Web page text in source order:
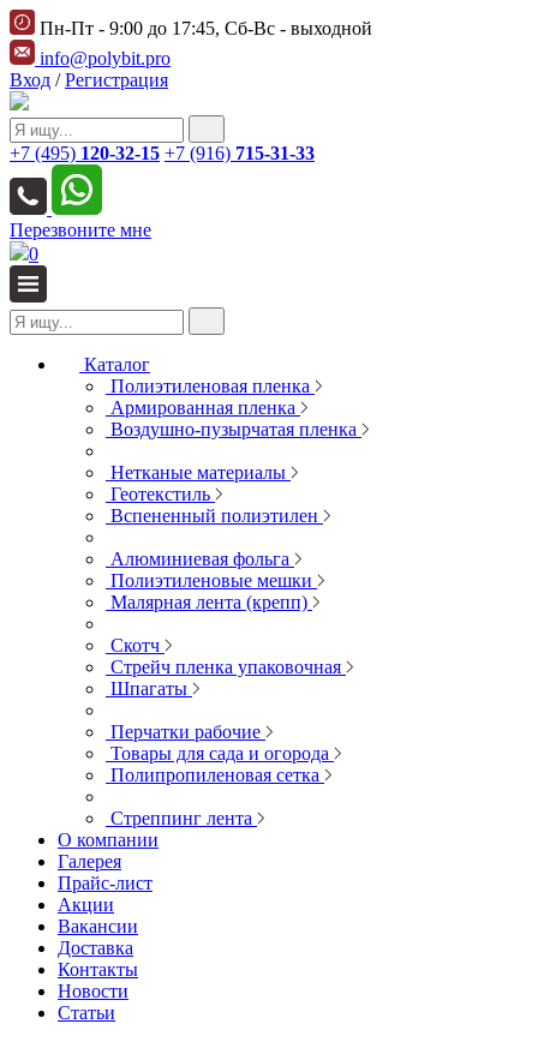
Пн-Пт - 9:00 до 17:45, Сб-Вс - выходной
info@polybit.pro
Вход /Регистрация
+7 (495) 120-32-15 +7 (916) 715-31-33
Перезвоните мне
0
Каталог
Полиэтиленовая пленка
Армированная пленка
Воздушно-пузырчатая пленка
Нетканые материалы
Геотекстиль
Вспененный полиэтилен
Алюминиевая фольга
Полиэтиленовые мешки
Малярная лента (крепп)
Скотч
Стрейч пленка упаковочная
Шпагаты
Перчатки рабочие
Товары для сада и огорода
Полипропиленовая сетка
Стреппинг лента
О компании
Галерея
Прайс-лист
Акции
Вакансии
Доставка
Контакты
Новости
Статьи